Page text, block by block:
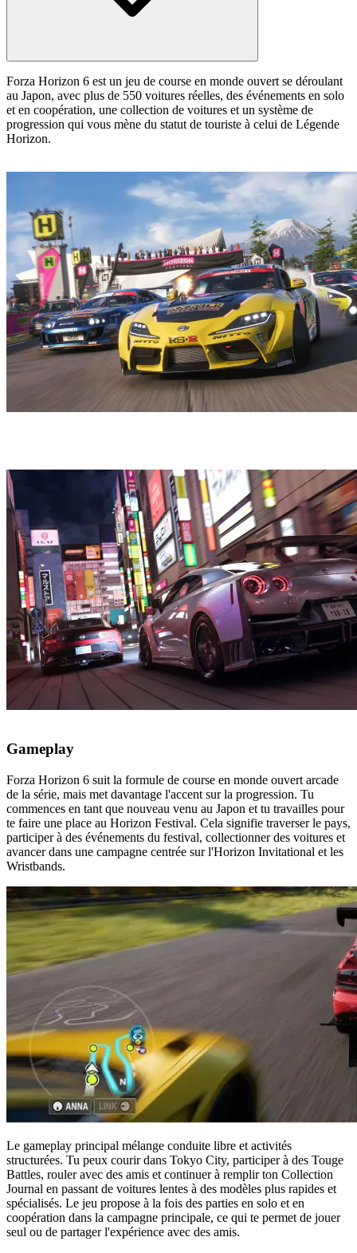
Forza Horizon 6 est un jeu de course en monde ouvert se déroulant
au Japon, avec plus de 550 voitures réelles, des événements en solo
et en coopération, une collection de voitures et un système de
progression qui vous mène du statut de touriste à celui de Légende
Horizon.
Gameplay
Forza Horizon 6 suit la formule de course en monde ouvert arcade
de la série, mais met davantage l'accent sur la progression. Tu
commences en tant que nouveau venu au Japon et tu travailles pour
te faire une place au Horizon Festival. Cela signifie traverser le pays,
participer à des événements du festival, collectionner des voitures et
avancer dans une campagne centrée sur l'Horizon Invitational et les
Wristbands.
Le gameplay principal mélange conduite libre et activités
structurées. Tu peux courir dans Tokyo City, participer à des Touge
Battles, rouler avec des amis et continuer à remplir ton Collection
Journal en passant de voitures lentes à des modèles plus rapides et
spécialisés. Le jeu propose à la fois des parties en solo et en
coopération dans la campagne principale, ce qui te permet de jouer
seul ou de partager l'expérience avec des amis.